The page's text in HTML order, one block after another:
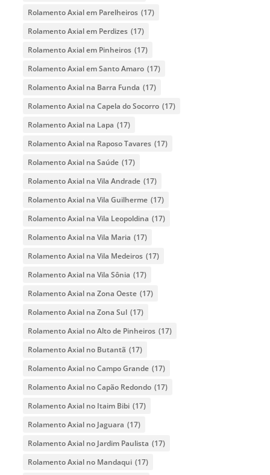
Rolamento Axial em Parelheiros (17)
Rolamento Axial em Perdizes (17)
Rolamento Axial em Pinheiros (17)
Rolamento Axial em Santo Amaro (17)
Rolamento Axial na Barra Funda (17)
Rolamento Axial na Capela do Socorro (17)
Rolamento Axial na Lapa (17)
Rolamento Axial na Raposo Tavares (17)
Rolamento Axial na Saúde (17)
Rolamento Axial na Vila Andrade (17)
Rolamento Axial na Vila Guilherme (17)
Rolamento Axial na Vila Leopoldina (17)
Rolamento Axial na Vila Maria (17)
Rolamento Axial na Vila Medeiros (17)
Rolamento Axial na Vila Sônia (17)
Rolamento Axial na Zona Oeste (17)
Rolamento Axial na Zona Sul (17)
Rolamento Axial no Alto de Pinheiros (17)
Rolamento Axial no Butantã (17)
Rolamento Axial no Campo Grande (17)
Rolamento Axial no Capão Redondo (17)
Rolamento Axial no Itaim Bibi (17)
Rolamento Axial no Jaguara (17)
Rolamento Axial no Jardim Paulista (17)
Rolamento Axial no Mandaqui (17)